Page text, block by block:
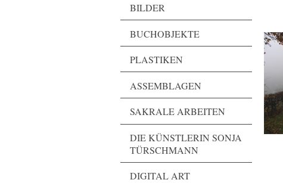
BILDER
BUCHOBJEKTE
PLASTIKEN
ASSEMBLAGEN
SAKRALE ARBEITEN
DIE KÜNSTLERIN SONJA
TÜRSCHMANN
DIGITAL ART